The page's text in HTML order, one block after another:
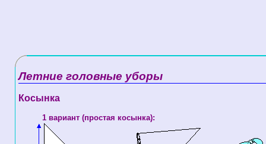
Летние головные уборы
Косынка
1 вариант (простая косынка):